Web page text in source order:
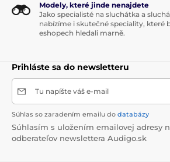
Modely, které jinde nenajdete
Jako specialisté na sluchátka a
nabízíme i skutečné speciality, které
eshopech hledali marně.
Prihláste sa do newsletteru
Tu napíšte váš e-mail
Súhlas so zaradením emailu do databázy
Súhlasím s uložením emailovej adresy
odberateľov newslettera Audigo.sk